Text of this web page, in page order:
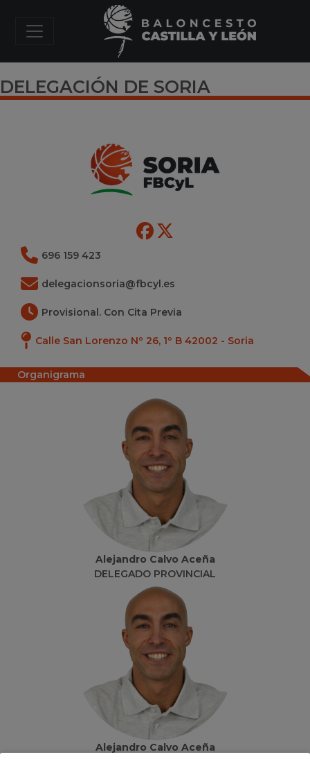
DELEGACIÓN DE SORIA
696 159 423
delegacionsoria@fbcyl.es
Provisional. Con Cita Previa
Calle San Lorenzo Nº 26, 1º B 42002 - Soria
Organigrama
Alejandro Calvo Aceña
DELEGADO PROVINCIAL
Alejandro Calvo Aceña